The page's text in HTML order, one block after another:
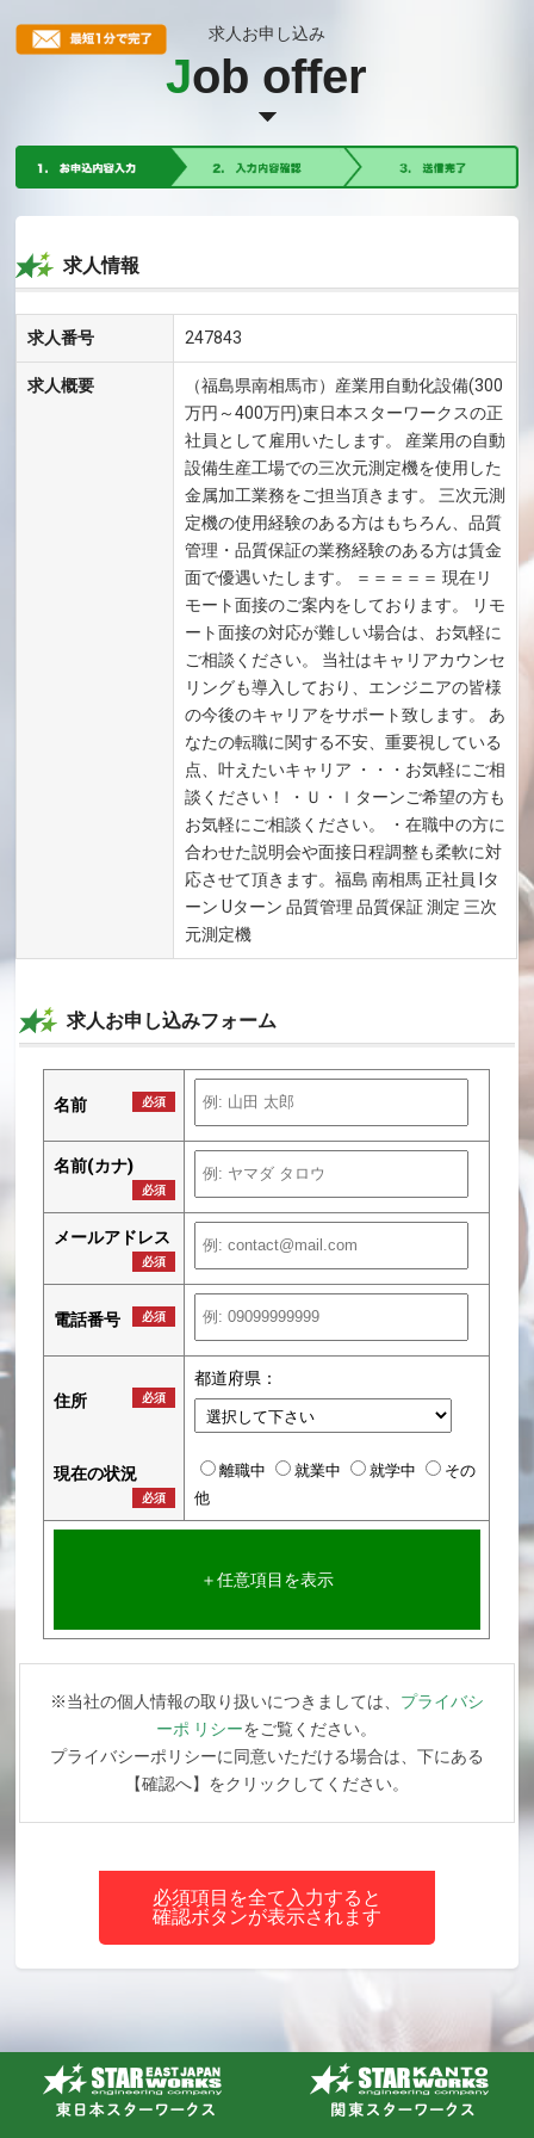
求人お申し込み
Job offer
求人情報
求人番号 247843
求人概要
（福島県南相馬市）産業用自動化設備(300
万円～400万円)東日本スターワークスの正
社員として雇用いたします。 産業用の自動
設備生産工場での三次元測定機を使用した
金属加工業務をご担当頂きます。 三次元測
定機の使用経験のある方はもちろん、品質
管理・品質保証の業務経験のある方は賃金
面で優遇いたします。 ＝＝＝＝＝ 現在リ
モート面接のご案内をしております。 リモ
ート面接の対応が難しい場合は、お気軽に
ご相談ください。 当社はキャリアカウンセ
リングも導入しており、エンジニアの皆様
の今後のキャリアをサポート致します。 あ
なたの転職に関する不安、重要視している
点、叶えたいキャリア ・・・お気軽にご相
談ください！ ・Ｕ・ｌターンご希望の方も
お気軽にご相談ください。 ・在職中の方に
合わせた説明会や面接日程調整も柔軟に対
応させて頂きます。福島 南相馬 正社員 Iタ
ーン Uターン 品質管理 品質保証 測定 三次
元測定機
求人お申し込みフォーム
名前 必須
名前(カナ)
必須
メールアドレス
必須
電話番号 必須
住所 必須
都道府県：
現在の状況
必須
離職中 就業中 就学中
その
他
＋任意項目を表示
※当社の個人情報の取り扱いにつきましては、 プライバシ
ーポ リシーをご覧ください。
プライバシーポリシーに同意いただける場合は、下にある
【確認へ】をクリックしてください。
必須項目を全て入力すると
確認ボタンが表示されます